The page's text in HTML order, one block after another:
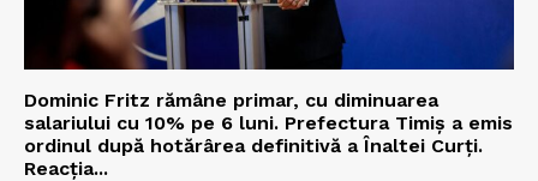
Dominic Fritz rămâne primar, cu diminuarea
salariului cu 10% pe 6 luni. Prefectura Timiș a emis
ordinul după hotărârea definitivă a Înaltei Curți.
Reacția...